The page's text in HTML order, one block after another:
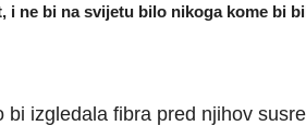
i ne bi na svijetu bilo nikoga kome bi
bi izgledala fibra pred njihov